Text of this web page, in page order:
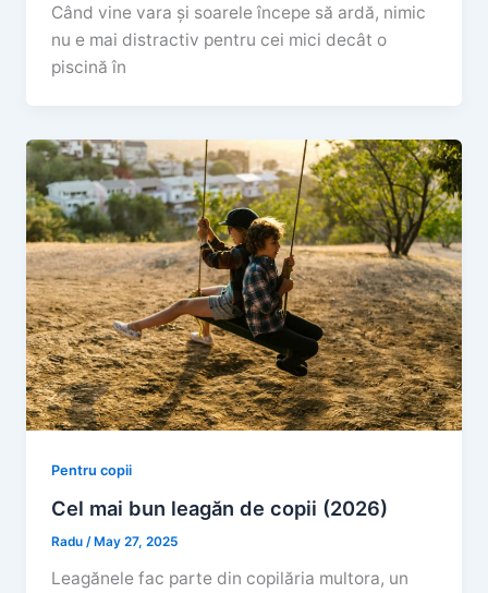
Când vine vara și soarele începe să ardă, nimic
nu e mai distractiv pentru cei mici decât o
piscină în
Pentru copii
Cel mai bun leagăn de copii (2026)
Radu/ May 27, 2025
Leagănele fac parte din copilăria multora, un